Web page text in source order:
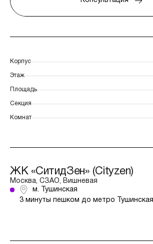
Корпус
Этаж
Площадь
Секция
Комнат
ЖК «СитидЗен» (Cityzen)
Москва, СЗАО, Вишневая
м. Тушинская
3 минуты пешком до метро Тушинская